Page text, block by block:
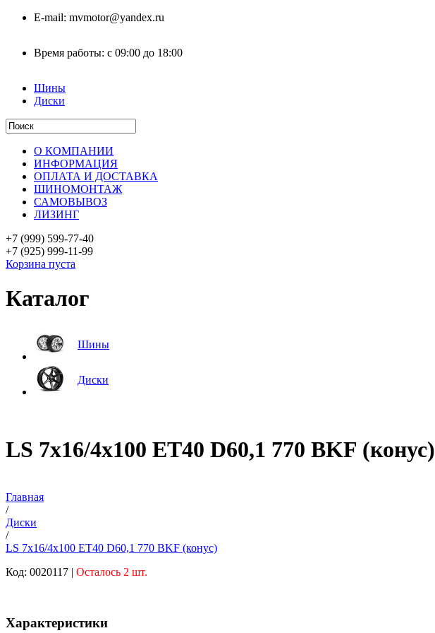
E-mail: mvmotor@yandex.ru
Время работы: с 09:00 до 18:00
Шины
Диски
О КОМПАНИИ
ИНФОРМАЦИЯ
ОПЛАТА И ДОСТАВКА
ШИНОМОНТАЖ
САМОВЫВОЗ
ЛИЗИНГ
+7 (999) 599-77-40
+7 (925) 999-11-99
Корзина пуста
Каталог
Шины
Диски
LS 7x16/4x100 ET40 D60,1 770 BKF (конус)
Главная
/
Диски
/
LS 7x16/4x100 ET40 D60,1 770 BKF (конус)
Код: 0020117 | Осталось 2 шт.
Характеристики